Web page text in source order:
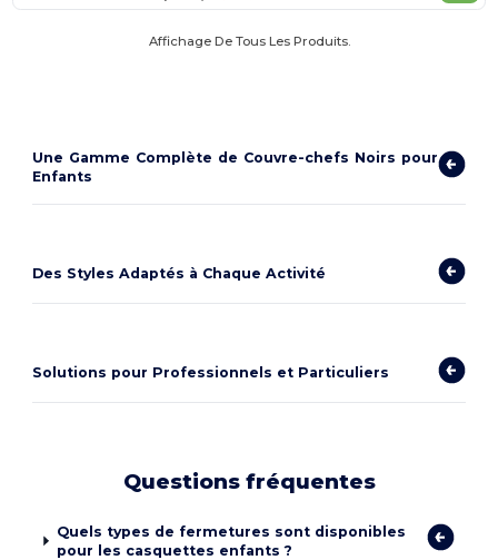
Affichage De Tous Les Produits.
Une Gamme Complète de Couvre-chefs Noirs pour
Enfants
Des Styles Adaptés à Chaque Activité
Solutions pour Professionnels et Particuliers
Questions fréquentes
Quels types de fermetures sont disponibles
pour les casquettes enfants ?